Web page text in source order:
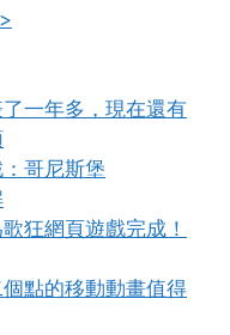
一年多，現在還有
：哥尼斯堡
狂網頁遊戲完成！
點的移動動畫值得